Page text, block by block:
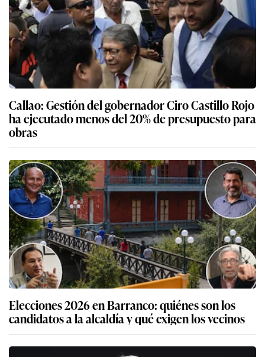
Callao: Gestión del gobernador Ciro Castillo Rojo
ha ejecutado menos del 20% de presupuesto para
obras
Elecciones 2026 en Barranco: quiénes son los
candidatos a la alcaldía y qué exigen los vecinos